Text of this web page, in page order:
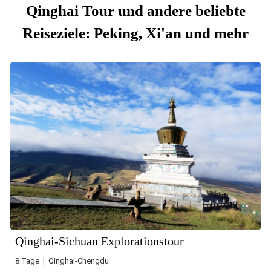
Qinghai Tour und andere beliebte
Reiseziele: Peking, Xi'an und mehr
Qinghai-Sichuan Explorationstour
8 Tage | Qinghai-Chengdu